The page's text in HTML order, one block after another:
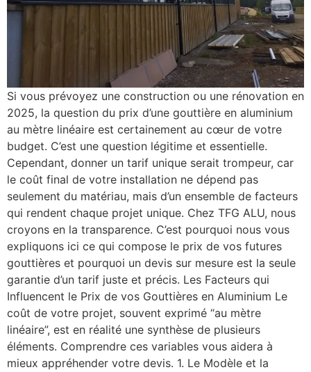
Si vous prévoyez une construction ou une rénovation en
2025, la question du prix d’une gouttière en aluminium
au mètre linéaire est certainement au cœur de votre
budget. C’est une question légitime et essentielle.
Cependant, donner un tarif unique serait trompeur, car
le coût final de votre installation ne dépend pas
seulement du matériau, mais d’un ensemble de facteurs
qui rendent chaque projet unique. Chez TFG ALU, nous
croyons en la transparence. C’est pourquoi nous vous
expliquons ici ce qui compose le prix de vos futures
gouttières et pourquoi un devis sur mesure est la seule
garantie d’un tarif juste et précis. Les Facteurs qui
Influencent le Prix de vos Gouttières en Aluminium Le
coût de votre projet, souvent exprimé “au mètre
linéaire”, est en réalité une synthèse de plusieurs
éléments. Comprendre ces variables vous aidera à
mieux appréhender votre devis. 1. Le Modèle et la